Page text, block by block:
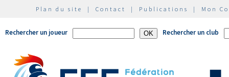
Plan du site | Contact | Publications | Mon
Rechercher un joueur Rechercher un club